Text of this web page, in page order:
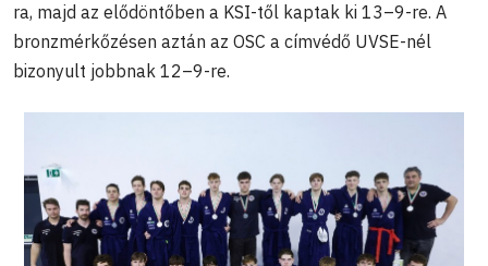
ra, majd az elődöntőben a KSI-től kaptak ki 13–9-re. A
bronzmérkőzésen aztán az OSC a címvédő UVSE-nél
bizonyult jobbnak 12–9-re.